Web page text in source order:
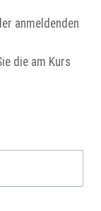
anmeldenden
die am Kurs